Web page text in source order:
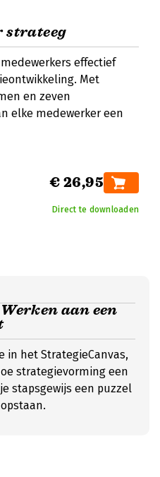
strateeg
effectief
Met
en zeven
elke medewerker een
€ 26,95
Direct te downloaden
aan een
in het StrategieCanvas,
strategievorming een
stapsgewijs een puzzel